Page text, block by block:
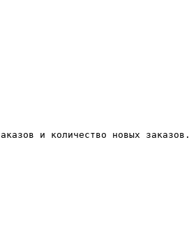
и количество новых заказов.